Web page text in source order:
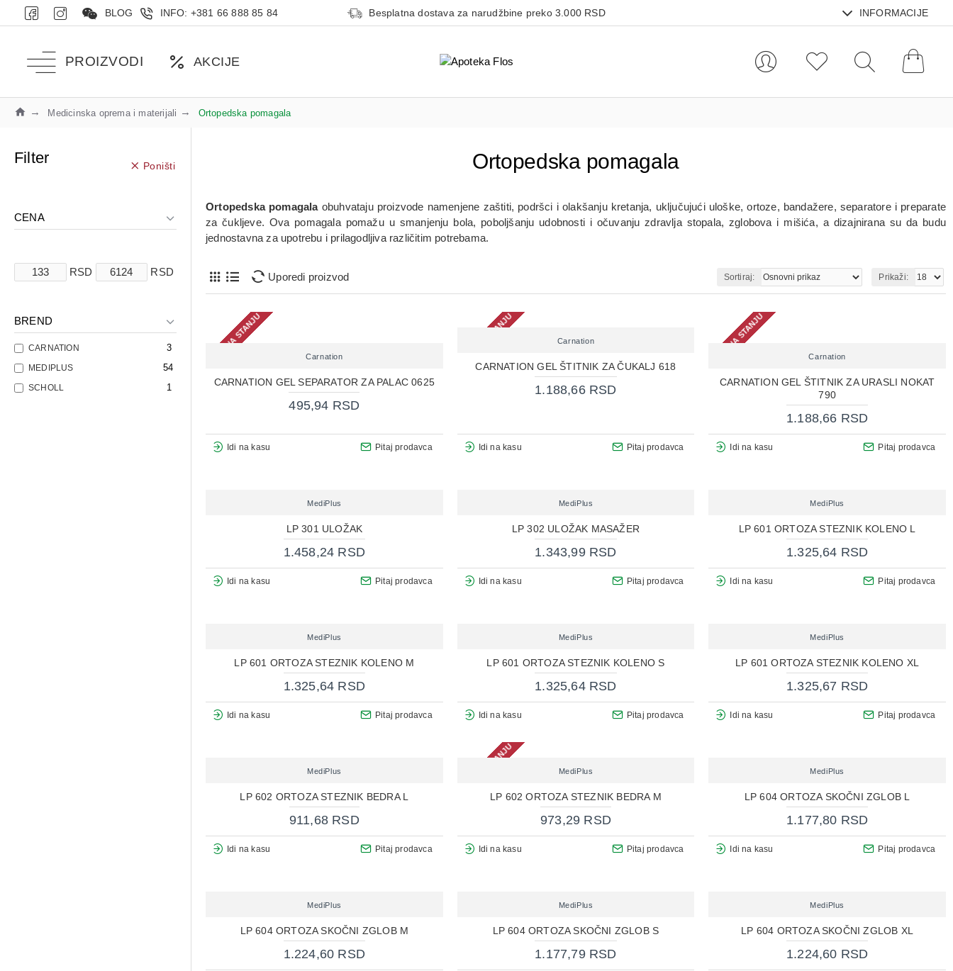
BLOG INFO: +381 66 888 85 84 Besplatna dostava za narudžbine preko 3.000 RSD INFORMACIJE
PROIZVODI AKCIJE
Medicinska oprema i materijali Ortopedska pomagala
Filter Poništi
CENA
RSD RSD
BREND
CARNATION 3
MEDIPLUS 54
SCHOLL 1
Ortopedska pomagala
Ortopedska pomagalaobuhvataju proizvode namenjene zaštiti, podršci i olakšanju kretanja, uključujući uloške, ortoze, bandažere, separatore i preparate
za čukljeve. Ova pomagala pomažu u smanjenju bola, poboljšanju udobnosti i očuvanju zdravlja stopala, zglobova i mišića, a dizajnirana su da budu
jednostavna za upotrebu i prilagodljiva različitim potrebama.
Uporedi proizvod Sortiraj: Prikaži:
NEMA NA STANJU Carnation
CARNATION GEL SEPARATOR ZA PALAC 0625
495,94 RSD
Idi na kasu Pitaj prodavca
NEMA NA STANJU Carnation
CARNATION GEL ŠTITNIK ZA ČUKALJ 618
1.188,66 RSD
Idi na kasu Pitaj prodavca
NEMA NA STANJU Carnation
CARNATION GEL ŠTITNIK ZA URASLI NOKAT
790
1.188,66 RSD
Idi na kasu Pitaj prodavca
MediPlus
LP 301 ULOŽAK
1.458,24 RSD
Idi na kasu Pitaj prodavca
MediPlus
LP 302 ULOŽAK MASAŽER
1.343,99 RSD
Idi na kasu Pitaj prodavca
MediPlus
LP 601 ORTOZA STEZNIK KOLENO L
1.325,64 RSD
Idi na kasu Pitaj prodavca
MediPlus
LP 601 ORTOZA STEZNIK KOLENO M
1.325,64 RSD
Idi na kasu Pitaj prodavca
MediPlus
LP 601 ORTOZA STEZNIK KOLENO S
1.325,64 RSD
Idi na kasu Pitaj prodavca
MediPlus
LP 601 ORTOZA STEZNIK KOLENO XL
1.325,67 RSD
Idi na kasu Pitaj prodavca
MediPlus
LP 602 ORTOZA STEZNIK BEDRA L
911,68 RSD
Idi na kasu Pitaj prodavca
NEMA NA STANJU MediPlus
LP 602 ORTOZA STEZNIK BEDRA M
973,29 RSD
Idi na kasu Pitaj prodavca
MediPlus
LP 604 ORTOZA SKOČNI ZGLOB L
1.177,80 RSD
Idi na kasu Pitaj prodavca
MediPlus
LP 604 ORTOZA SKOČNI ZGLOB M
1.224,60 RSD
MediPlus
LP 604 ORTOZA SKOČNI ZGLOB S
1.177,79 RSD
MediPlus
LP 604 ORTOZA SKOČNI ZGLOB XL
1.224,60 RSD